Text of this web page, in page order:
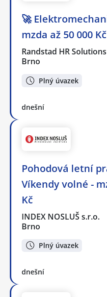
🚀
mzda až 50 000 Kč
Randstad HR
Brno
Plný úvazek
dnešní
Pohodová letní
Víkendy volné -
Kč
INDEX NOSLUŠ s.r.o.
Brno
Plný úvazek
dnešní